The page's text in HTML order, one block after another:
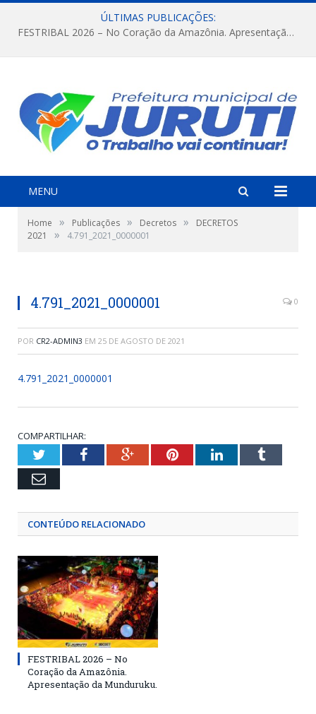
ÚLTIMAS PUBLICAÇÕES:
FESTRIBAL 2026 – No Coração da Amazônia. Apresentação da Munduruku.
MENU
Home » Publicações » Decretos »
DECRETOS
2021
» 4.791_2021_0000001
4.791_2021_0000001 0
POR CR2-ADMIN3 EM 25 DE AGOSTO DE 2021
4.791_2021_0000001
COMPARTILHAR:
TwitterFacebookGoogle+PinterestLinkedInTumblr
Email
CONTEÚDO RELACIONADO
FESTRIBAL 2026 – No
Coração da Amazônia.
Apresentação da Munduruku.